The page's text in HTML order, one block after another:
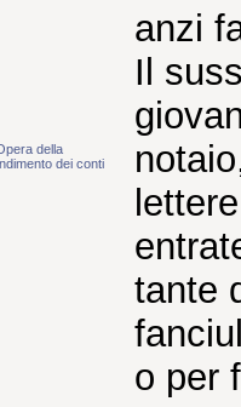
della
dei conti
anzi
Il
tante
o per